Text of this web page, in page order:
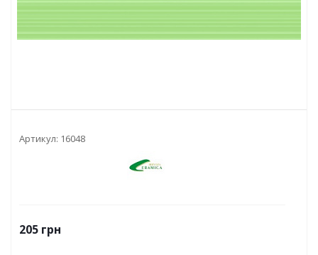
Артикул: 16048
205 грн